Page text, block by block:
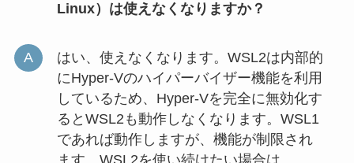
Linux）は使えなくなりますか？
はい、使えなくなります。WSL2は内部的
にHyper-Vのハイパーバイザー機能を利用
しているため、Hyper-Vを完全に無効化す
るとWSL2も動作しなくなります。WSL1
であれば動作しますが、機能が制限され